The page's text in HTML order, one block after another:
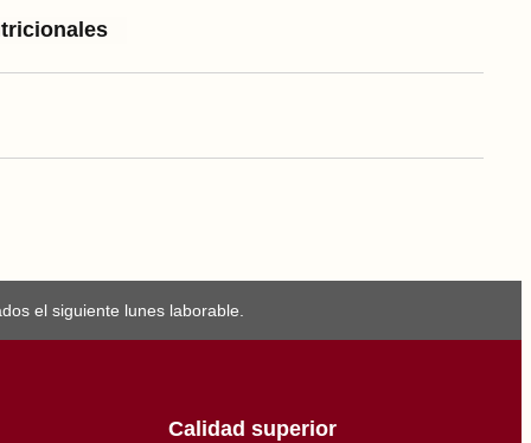
el siguiente lunes laborable.
Calidad superior